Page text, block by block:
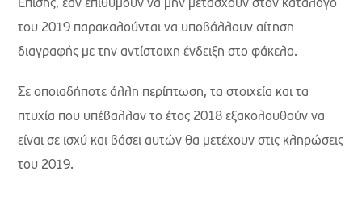
Επίσης, εάν επιθυμούν να μην μετάσχουν στον κατάλογο
του 2019 παρακαλούνται να υποβάλλουν αίτηση
διαγραφής με την αντίστοιχη ένδειξη στο φάκελο.
Σε οποιαδήποτε άλλη περίπτωση, τα στοιχεία και τα
πτυχία που υπέβαλλαν το έτος 2018 εξακολουθούν να
είναι σε ισχύ και βάσει αυτών θα μετέχουν στις κληρώσεις
του 2019.